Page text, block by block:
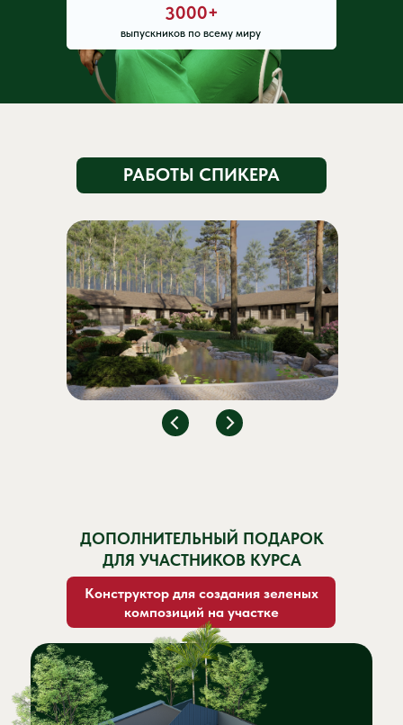
3000+
выпускников по всему миру
РАБОТЫ СПИКЕРА
Конструктор для создания зеленых
композиций на участке
ДОПОЛНИТЕЛЬНЫЙ ПОДАРОК
ДЛЯ УЧАСТНИКОВ КУРСА